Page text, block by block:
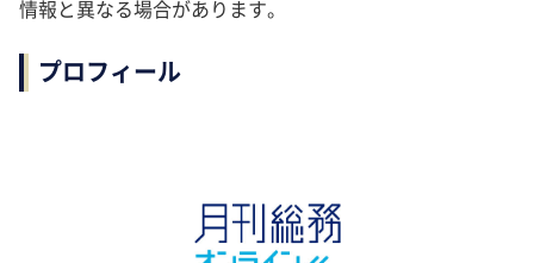
情報と異なる場合があります。
プロフィール